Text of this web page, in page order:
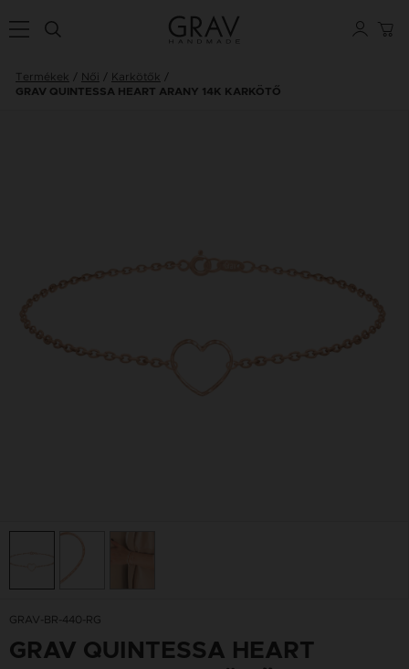
Termékek Női Karkötők
GRAV QUINTESSA HEART ARANY 14K KARKÖTŐ
GRAV-BR-440-RG
GRAV QUINTESSA HEART